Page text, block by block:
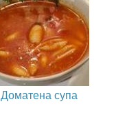
Доматена супа